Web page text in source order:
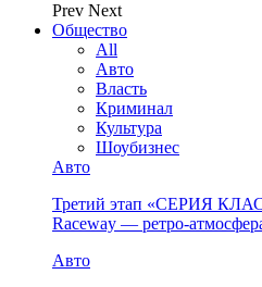
Prev Next
Общество
All
Авто
Власть
Криминал
Культура
Шоубизнес
Авто
Третий этап «СЕРИЯ
Raceway —
Авто